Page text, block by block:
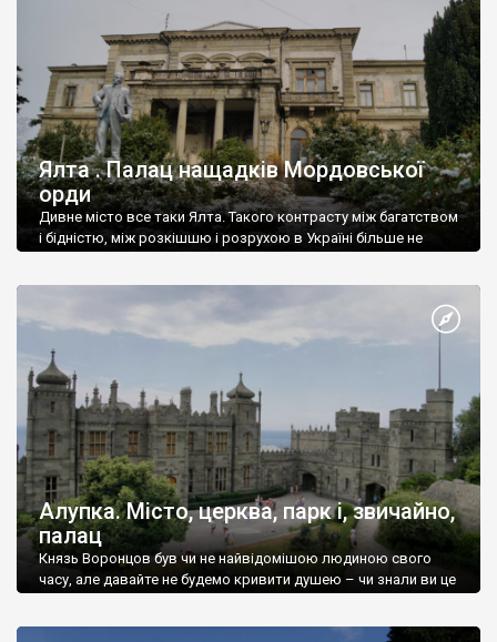
Ялта . Палац нащадків Мордовської
орди
Дивне місто все таки Ялта. Такого контрасту між багатством
і бідністю, між розкішшю і розрухою в Україні більше не
Алупка. Місто, церква, парк і, звичайно,
палац
Князь Воронцов був чи не найвідомішою людиною свого
часу, але давайте не будемо кривити душею – чи знали ви це